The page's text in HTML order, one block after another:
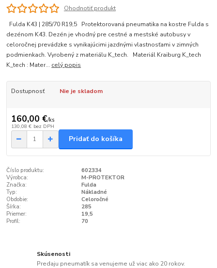
Ohodnotiť produkt
Fulda K43 | 285/70 R19,5 Protektorovaná pneumatika na kostre Fulda s
dezénom K43. Dezén je vhodný pre cestné a mestské autobusy v
celoročnej prevádzke s vynikajúcimi jazdnými vlastnosťami v zimných
podmienkach. Vyrobený z materiálu K_tech. Materiál Kraiburg K_tech
K_tech : Mater... celý popis
Dostupnosť Nie je skladom
160,00 €/ks
130,08 € bez DPH
Pridať do košíka
Číslo produktu:
602334
Výrobca:
M-PROTEKTOR
Značka:
Fulda
Typ:
Nákladné
Obdobie:
Celoročné
Šírka:
285
Priemer:
19,5
Profil:
70
Skúsenosti
Predaju pneumatík sa venujeme už viac ako 20 rokov.